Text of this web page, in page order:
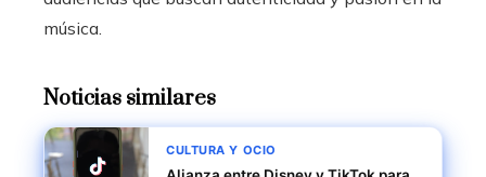
música. ​
Noticias similares
CULTURA Y OCIO